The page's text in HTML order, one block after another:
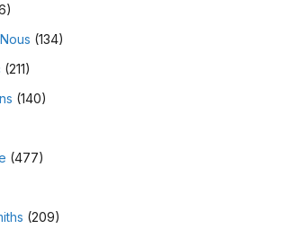
(134)
(211)
(140)
(477)
(209)